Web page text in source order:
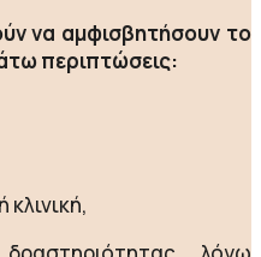
να αμφισβητήσουν το
περιπτώσεις: